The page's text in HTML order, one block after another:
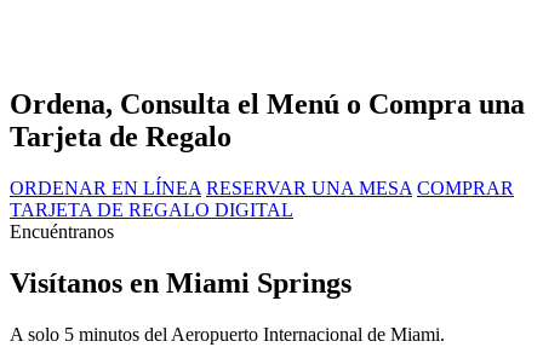
Ordena, Consulta el Menú o Compra una
Tarjeta de Regalo
ORDENAR EN LÍNEA RESERVAR UNA MESA COMPRAR
TARJETA DE REGALO DIGITAL
Encuéntranos
Visítanos en Miami Springs
A solo 5 minutos del Aeropuerto Internacional de Miami.